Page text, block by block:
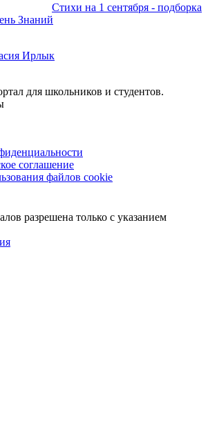
Стихи на 1 сентября - подборка
Знаний
Ирлык
для школьников и студентов.
соглашение
файлов cookie
разрешена только с указанием